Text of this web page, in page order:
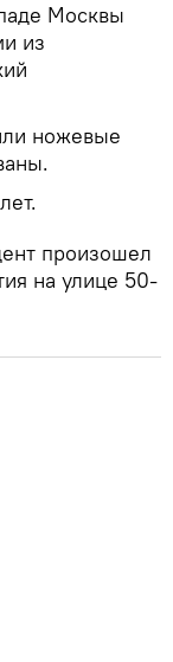
Москвы
из
ножевые
произошел
на улице 50-